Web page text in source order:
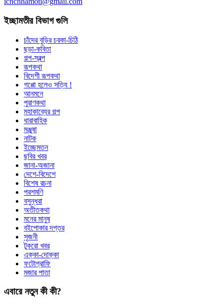
ইচ্ছামতীর বিভাগ গুলি
চাঁদের বুড়ির চরকা-চিঠি
ছড়া-কবিতা
গল্প-স্বল্প
রূপকথা
বিদেশী রূপকথা
গপ্পো হলেও সত্যি !
আনমনে
পুরাণকথা
মহাকাব্যের গল্প
ধারাবাহিক
মঞ্জুষা
নাটক
ইচ্ছেমতন
ছবির খবর
জানা-অজানা
দেশে-বিদেশে
বিশেষ রচনা
পরশমণি
বসুন্ধরা
অতীতকথা
মনের মানুষ
বইপোকার দপ্তর
সৃজনী
টুকরো খবর
এক্কা-দোক্কা
ফটোগ্রাফি
মজার পাতা
এবারে নতুন কী কী?